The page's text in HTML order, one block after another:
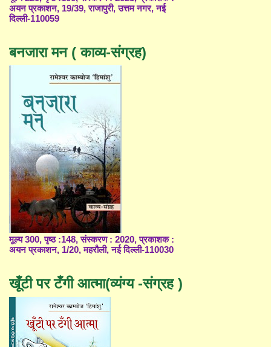
अयन प्रकाशन, 19/39, राजापुरी, उत्तम नगर, नई
दिल्ली-110059
बनजारा मन ( काव्य-संग्रह)
मूल्य 300, पृष्ठ :148, संस्करण : 2020, प्रकाशक :
अयन प्रकाशन, 1/20, महरौली, नई दिल्ली-110030
खूँटी पर टँगी आत्मा(व्यंग्य -संग्रह )